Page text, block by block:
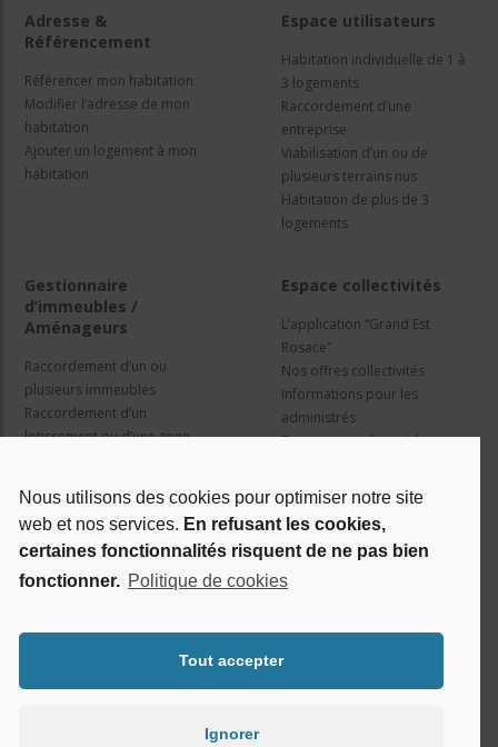
Nous utilisons des cookies pour optimiser notre site
web et nos services. En refusant les cookies,
certaines fonctionnalités risquent de ne pas bien
fonctionner. Politique de cookies
Tout accepter
Ignorer
Adresse &
Référencement
Référencer mon habitation
Modifier l’adresse de mon
habitation
Ajouter un logement à mon
habitation
Espace utilisateurs
Habitation individuelle de 1 à
3 logements
Raccordement d’une
entreprise
Viabilisation d’un ou de
plusieurs terrains nus
Habitation de plus de 3
logements
Gestionnaire
d’immeubles /
Aménageurs
Raccordement d’un ou
plusieurs immeubles
Raccordement d’un
lotissement ou d’une zone
Espace collectivités
L’application “Grand Est
Rosace”
Nos offres collectivités
Informations pour les
administrés
Travaux et cadre juridique
Qui sommes nous ?
Le projet Rosace
Réseaux sociaux